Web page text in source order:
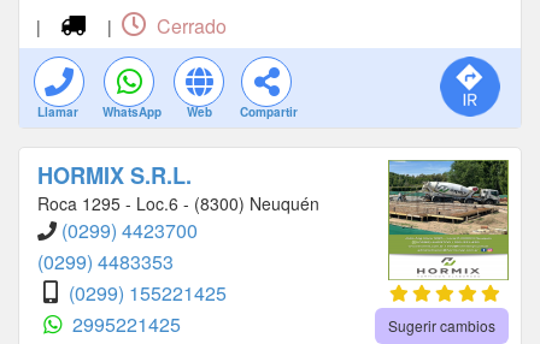
| | Cerrado
Llamar WhatsApp Web Compartir
HORMIX S.R.L.
Roca 1295 - Loc.6 - (8300) Neuquén
(0299) 4423700
(0299) 4483353
(0299) 155221425
2995221425
Sugerir cambios